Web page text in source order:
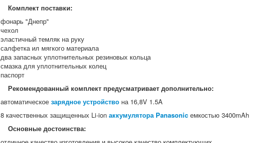
Комплект поставки:
фонарь "Днепр"
чехол
эластичный темляк на руку
салфетка ил мягкого материала
два запасных уплотнительных резиновых кольца
смазка для уплотнительных колец
паспорт
Рекомендованный комплект предусматривает дополнительно:
автоматическоезарядное устройство на 16,8V 1.5A
8 качественных защищенных Li-ionаккумулятора Panasonic емкостью 3400mAh
Основные достоинства: